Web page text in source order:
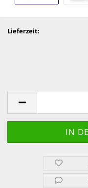
Lieferzeit: